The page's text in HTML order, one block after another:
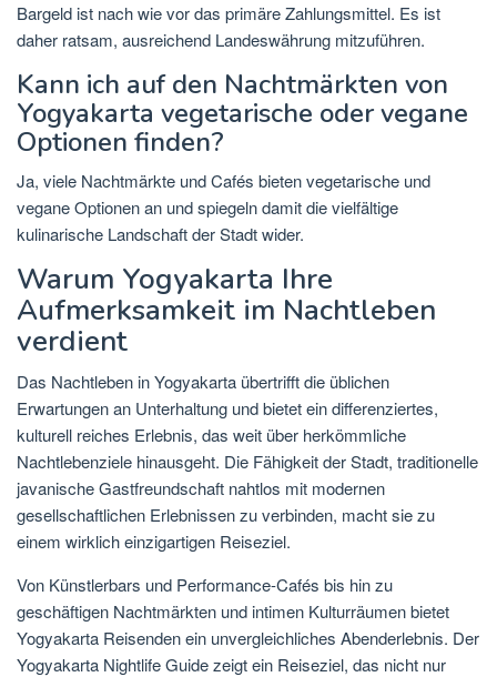
Bargeld ist nach wie vor das primäre Zahlungsmittel. Es ist
daher ratsam, ausreichend Landeswährung mitzuführen.
Kann ich auf den Nachtmärkten von
Yogyakarta vegetarische oder vegane
Optionen finden?
Ja, viele Nachtmärkte und Cafés bieten vegetarische und
vegane Optionen an und spiegeln damit die vielfältige
kulinarische Landschaft der Stadt wider.
Warum Yogyakarta Ihre
Aufmerksamkeit im Nachtleben
verdient
Das Nachtleben in Yogyakarta übertrifft die üblichen
Erwartungen an Unterhaltung und bietet ein differenziertes,
kulturell reiches Erlebnis, das weit über herkömmliche
Nachtlebenziele hinausgeht. Die Fähigkeit der Stadt, traditionelle
javanische Gastfreundschaft nahtlos mit modernen
gesellschaftlichen Erlebnissen zu verbinden, macht sie zu
einem wirklich einzigartigen Reiseziel.
Von Künstlerbars und Performance-Cafés bis hin zu
geschäftigen Nachtmärkten und intimen Kulturräumen bietet
Yogyakarta Reisenden ein unvergleichliches Abenderlebnis. Der
Yogyakarta Nightlife Guide zeigt ein Reiseziel, das nicht nur